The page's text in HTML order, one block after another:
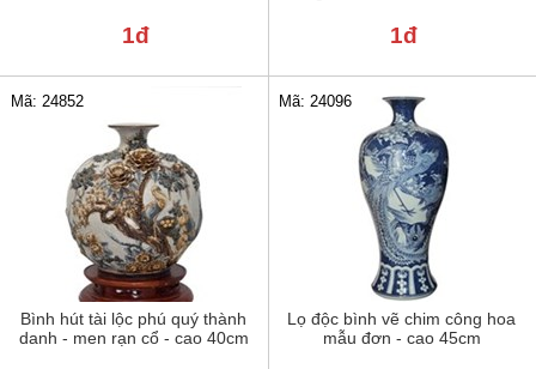
1đ 1đ
Bình hút tài lộc phú quý thành
danh - men rạn cổ - cao 40cm
Mã: 24852
Lọ độc bình vẽ chim công hoa
mẫu đơn - cao 45cm
Mã: 24096